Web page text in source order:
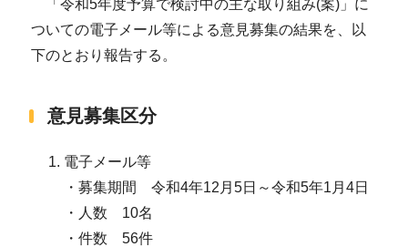
「令和5年度予算で検討中の主な取り組み(案)」に
ついての電子メール等による意見募集の結果を、以
下のとおり報告する。
意見募集区分
電子メール等
・募集期間 令和4年12月5日～令和5年1月4日
・人数 10名
・件数 56件